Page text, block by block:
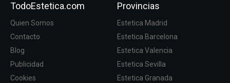
TodoEstetica.com
Quien Somos
Contacto
Blog
Publicidad
Cookies
Provincias
Estetica Madrid
Estetica Barcelona
Estetica Valencia
Estetica Sevilla
Estetica Granada